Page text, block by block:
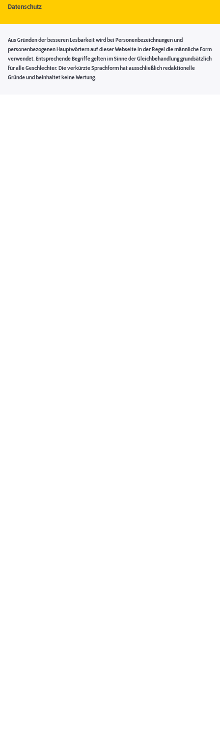
Datenschutz
Aus Gründen der besseren Lesbarkeit wird bei Personenbezeichnungen und
personenbezogenen Hauptwörtern auf dieser Webseite in der Regel die männliche Form
verwendet. Entsprechende Begriffe gelten im Sinne der Gleichbehandlung grundsätzlich
für alle Geschlechter. Die verkürzte Sprachform hat ausschließlich redaktionelle
Gründe und beinhaltet keine Wertung.